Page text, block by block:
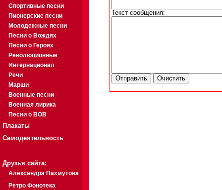
Спортивные песни
Пионерские песни
Молодежные песни
Песни о Вождях
Песни о Героях
Революционные
Интернационал
Речи
Марши
Военные песни
Военная лирика
Песни о ВОВ
Плакаты
Самодеятельность
Друзья сайта:
Александра Пахмутова
Ретро Фонотека
Текст сообщения: